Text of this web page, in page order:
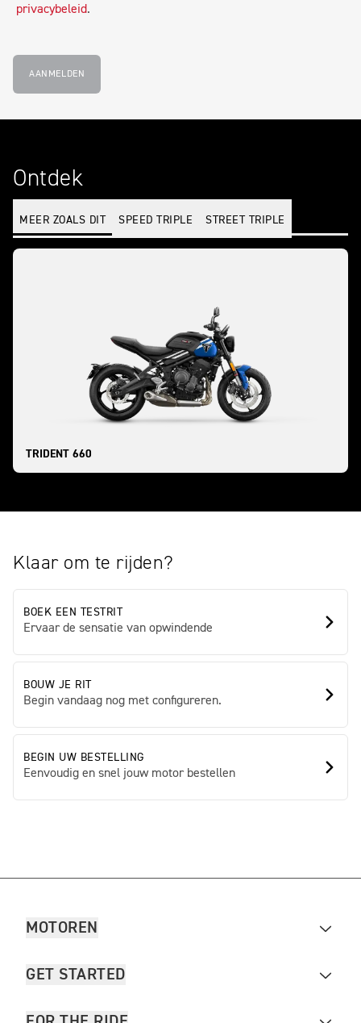
privacybeleid.
AANMELDEN
Ontdek
MEER ZOALS DIT SPEED TRIPLE STREET TRIPLE
TRIDENT 660
Klaar om te rijden?
BOEK EEN TESTRIT
Ervaar de sensatie van opwindende
BOUW JE RIT
Begin vandaag nog met configureren.
BEGIN UW BESTELLING
Eenvoudig en snel jouw motor bestellen
MOTOREN
GET STARTED